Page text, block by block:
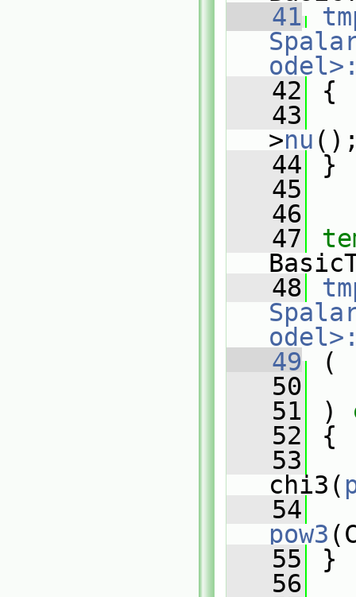
   41
   42
{
   43
>nu
   44
}
   45
   46
   47
   48
   49
(
   50
   51
)
   52
{
   53
chi3(
   54
pow3
   55
}
   56